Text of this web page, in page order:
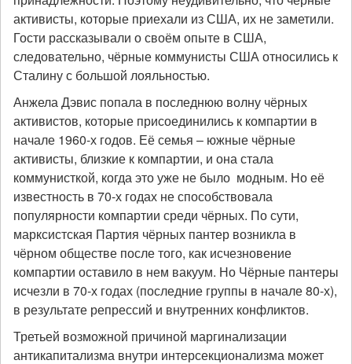
активисты, которые приехали из США, их не заметили.
Гости рассказывали о своём опыте в США,
следовательно, чёрные коммунисты США относились к
Сталину с большой лояльностью.
Анжела Дэвис попала в последнюю волну чёрных
активистов, которые присоединились к компартии в
начале 1960-х годов. Её семья – южные чёрные
активисты, близкие к компартии, и она стала
коммунисткой, когда это уже не было модным. Но её
известность в 70-х годах не способствовала
популярности компартии среди чёрных. По сути,
марксистская Партия чёрных пантер возникла в
чёрном обществе после того, как исчезновение
компартии оставило в нем вакуум. Но Чёрные пантеры
исчезли в 70-х годах (последние группы в начале 80-х),
в результате репрессий и внутренних конфликтов.
Третьей возможной причиной маргинализации
антикапитализма внутри интерсекционализма может